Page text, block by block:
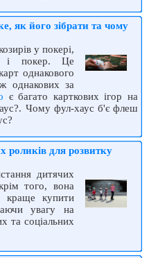
як його зібрати та чому
у покері,
і покер. Це
однакового
однакових за
є багато карткових ігор на
Чому фул-хаус б'є флеш
роликів для розвитку
дитячих
того, вона
краще купити
увагу на
та соціальних